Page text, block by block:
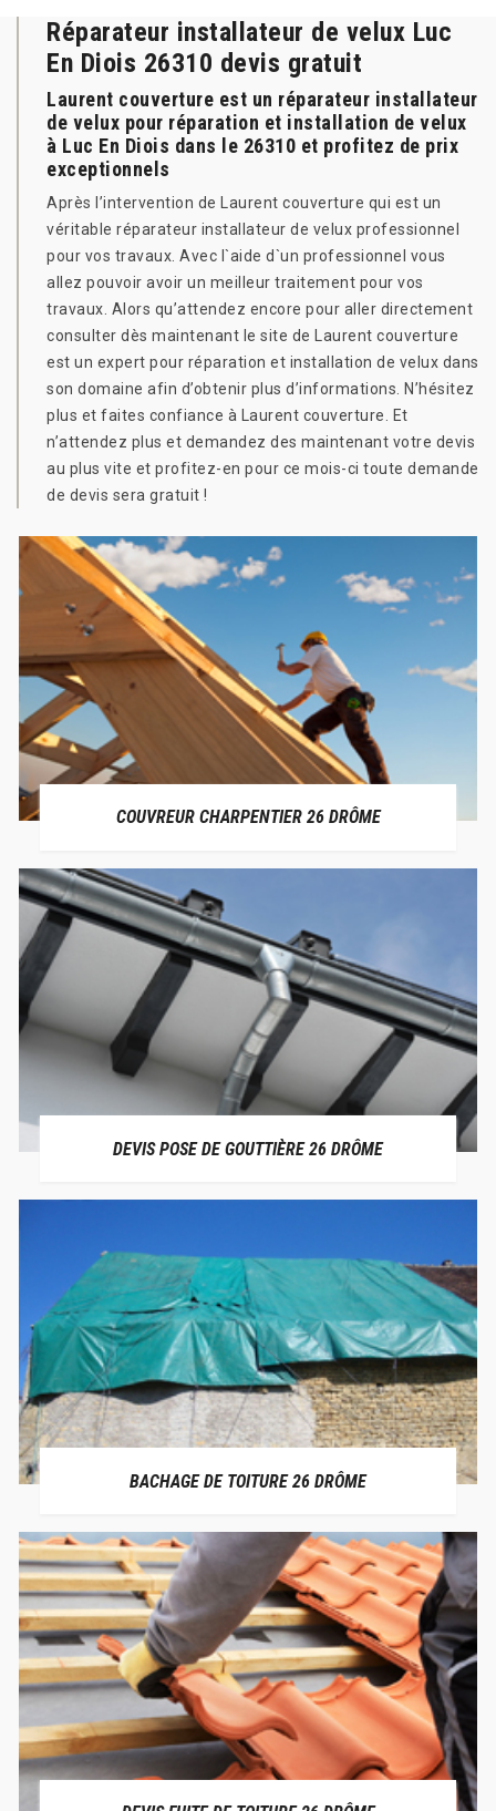
Réparateur installateur de velux Luc
En Diois 26310 devis gratuit
Laurent couverture est un réparateur installateur
de velux pour réparation et installation de velux
à Luc En Diois dans le 26310 et profitez de prix
exceptionnels
Après l’intervention de Laurent couverture qui est un
véritable réparateur installateur de velux professionnel
pour vos travaux. Avec l`aide d`un professionnel vous
allez pouvoir avoir un meilleur traitement pour vos
travaux. Alors qu’attendez encore pour aller directement
consulter dès maintenant le site de Laurent couverture
est un expert pour réparation et installation de velux dans
son domaine afin d’obtenir plus d’informations. N’hésitez
plus et faites confiance à Laurent couverture. Et
n’attendez plus et demandez des maintenant votre devis
au plus vite et profitez-en pour ce mois-ci toute demande
de devis sera gratuit !
COUVREUR CHARPENTIER 26 DRÔME
DEVIS POSE DE GOUTTIÈRE 26 DRÔME
BACHAGE DE TOITURE 26 DRÔME